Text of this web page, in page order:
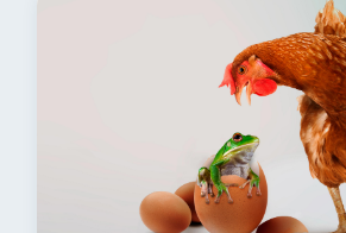
Historial
Superintendencia de Bancos 4
Información financiera 1
Gasto responsable